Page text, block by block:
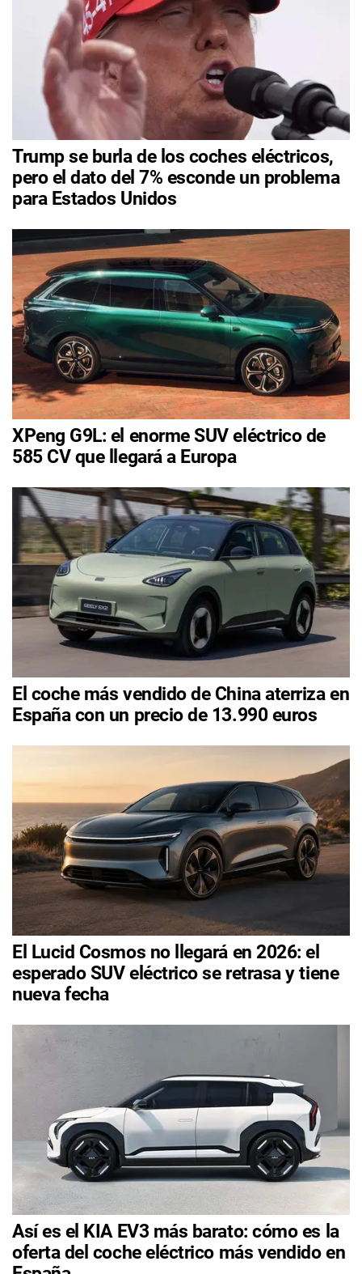
Trump se burla de los coches eléctricos,
pero el dato del 7% esconde un problema
para Estados Unidos
XPeng G9L: el enorme SUV eléctrico de
585 CV que llegará a Europa
El coche más vendido de China aterriza en
España con un precio de 13.990 euros
El Lucid Cosmos no llegará en 2026: el
esperado SUV eléctrico se retrasa y tiene
nueva fecha
Así es el KIA EV3 más barato: cómo es la
oferta del coche eléctrico más vendido en